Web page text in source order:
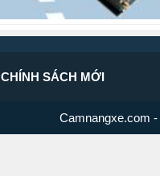
CHÍNH SÁCH MỚI
Camnangxe.com -